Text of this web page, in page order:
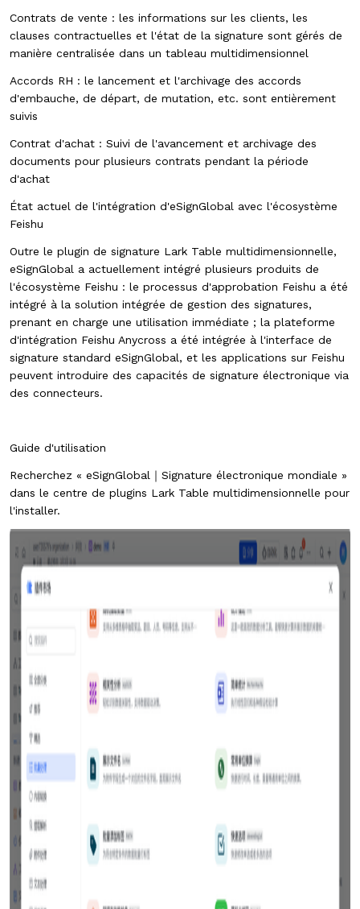
Contrats de vente : les informations sur les clients, les
clauses contractuelles et l'état de la signature sont gérés de
manière centralisée dans un tableau multidimensionnel
Accords RH : le lancement et l'archivage des accords
d'embauche, de départ, de mutation, etc. sont entièrement
suivis
Contrat d'achat : Suivi de l'avancement et archivage des
documents pour plusieurs contrats pendant la période
d'achat
État actuel de l'intégration d'eSignGlobal avec l'écosystème
Feishu
Outre le plugin de signature Lark Table multidimensionnelle,
eSignGlobal a actuellement intégré plusieurs produits de
l'écosystème Feishu : le processus d'approbation Feishu a été
intégré à la solution intégrée de gestion des signatures,
prenant en charge une utilisation immédiate ; la plateforme
d'intégration Feishu Anycross a été intégrée à l'interface de
signature standard eSignGlobal, et les applications sur Feishu
peuvent introduire des capacités de signature électronique via
des connecteurs.
Guide d'utilisation
Recherchez « eSignGlobal｜Signature électronique mondiale »
dans le centre de plugins Lark Table multidimensionnelle pour
l'installer.